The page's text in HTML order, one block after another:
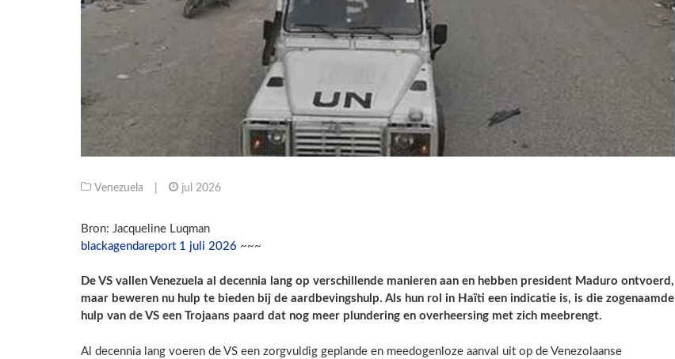
Venezuela jul 2026
Bron: Jacqueline Luqman
blackagendareport 1 juli 2026 ~~~
De VS vallen Venezuela al decennia lang op verschillende manieren aan en hebben president Maduro ontvoerd,
maar beweren nu hulp te bieden bij de aardbevingshulp. Als hun rol in Haïti een indicatie is, is die zogenaamde
hulp van de VS een Trojaans paard dat nog meer plundering en overheersing met zich meebrengt.
Al decennia lang voeren de VS een zorgvuldig geplande en meedogenloze aanval uit op de Venezolaanse